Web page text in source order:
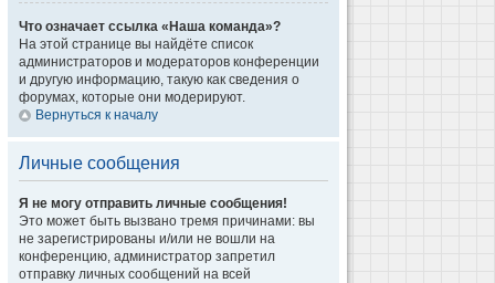
Что означает ссылка «Наша команда»?
На этой странице вы найдёте список
администраторов и модераторов конференции
и другую информацию, такую как сведения о
форумах, которые они модерируют.
Вернуться к началу
Личные сообщения
Я не могу отправить личные сообщения!
Это может быть вызвано тремя причинами: вы
не зарегистрированы и/или не вошли на
конференцию, администратор запретил
отправку личных сообщений на всей